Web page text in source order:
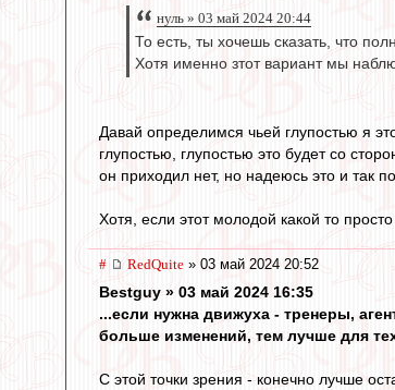
нуль » 03 май 2024 20:44
То есть, ты хочешь сказать, что
Хотя именно зтот вариант мы
Давай определимся чьей глупостью я
глупостью, глупостью это будет со
он приходил нет, но надеюсь это и так
Хотя, если этот молодой какой то
# RedQuite » 03 май 2024 20:52
Bestguy » 03 май 2024 16:35
...если нужна движуха - тренеры,
больше изменений, тем лучше для
С этой точки зрения - конечно лучше